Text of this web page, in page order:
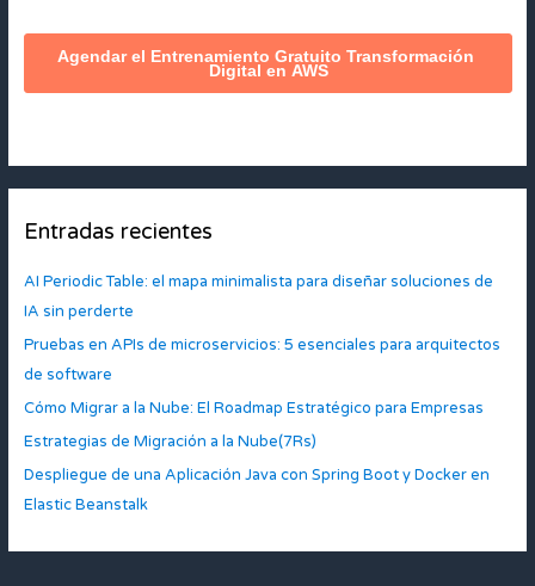
Entradas recientes
AI Periodic Table: el mapa minimalista para diseñar soluciones de
IA sin perderte
Pruebas en APIs de microservicios: 5 esenciales para arquitectos
de software
Cómo Migrar a la Nube: El Roadmap Estratégico para Empresas
Estrategias de Migración a la Nube(7Rs)
Despliegue de una Aplicación Java con Spring Boot y Docker en
Elastic Beanstalk